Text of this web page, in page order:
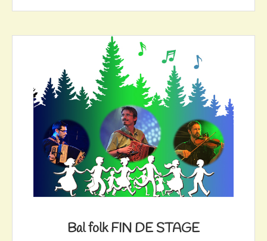
Bal folk FIN DE STAGE